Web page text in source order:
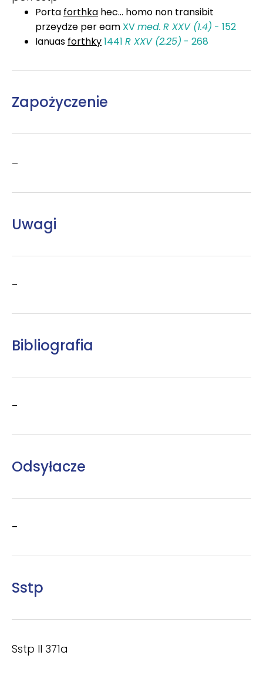
Porta forthka hec... homo non transibit
przeydze per eam XVmed. R XXV (1.4) - 152
Ianuas forthky1441 R XXV (2.25) - 268
Zapożyczenie
–
Uwagi
–
Bibliografia
–
Odsyłacze
–
Sstp
Sstp II 371a